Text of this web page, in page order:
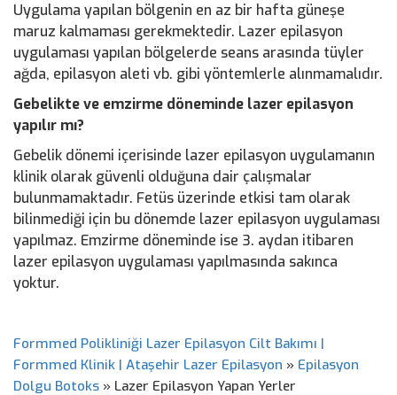
Uygulama yapılan bölgenin en az bir hafta güneşe
maruz kalmaması gerekmektedir. Lazer epilasyon
uygulaması yapılan bölgelerde seans arasında tüyler
ağda, epilasyon aleti vb. gibi yöntemlerle alınmamalıdır.
Gebelikte ve emzirme döneminde lazer epilasyon
yapılır mı?
Gebelik dönemi içerisinde lazer epilasyon uygulamanın
klinik olarak güvenli olduğuna dair çalışmalar
bulunmamaktadır. Fetüs üzerinde etkisi tam olarak
bilinmediği için bu dönemde lazer epilasyon uygulaması
yapılmaz. Emzirme döneminde ise 3. aydan itibaren
lazer epilasyon uygulaması yapılmasında sakınca
yoktur.
Formmed Polikliniği Lazer Epilasyon Cilt Bakımı |
Formmed Klinik | Ataşehir Lazer Epilasyon » Epilasyon
Dolgu Botoks » Lazer Epilasyon Yapan Yerler